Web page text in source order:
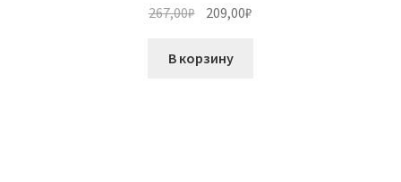
267,00₽ Первоначальная
составляла
209,00₽
В корзину